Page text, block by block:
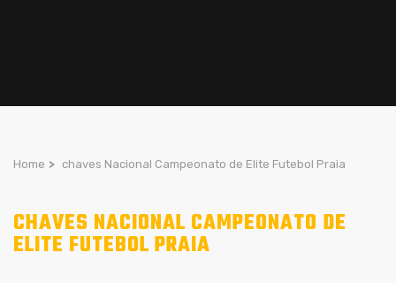
Home > chaves Nacional Campeonato de Elite Futebol Praia
CHAVES NACIONAL CAMPEONATO DE
ELITE FUTEBOL PRAIA